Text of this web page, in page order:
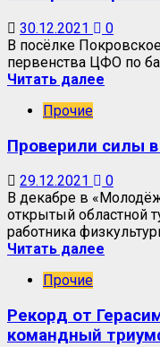
30.12.2021
0
В посёлке
первенства ЦФО по
Читать далее
Прочие
Проверили силы
29.12.2021
0
В декабре в
открытый областной
работника
Читать далее
Прочие
Рекорд от
командный